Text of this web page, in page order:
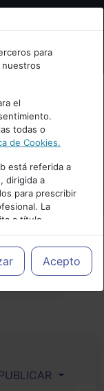
Cancelar
para
nuestros
el
todas o
de Cookies.
está referida a
dirigida a
para prescribir
La
a título
de los
y decidir, en
a lasAcepto